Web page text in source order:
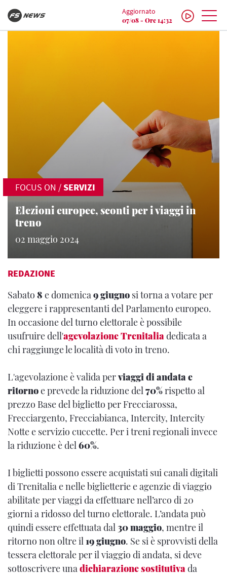
Aggiornato
07/08 - Ore 14:32
FOCUS ON /SERVIZI
Elezioni europee, sconti per i viaggi in
treno
02 maggio 2024
REDAZIONE
Sabato 8 e domenica9 giugno si torna a votare per
eleggere i rappresentanti del Parlamento europeo.
In occasione del turno elettorale è possibile
usufruire dell'agevolazione Trenitaliadedicata a
chi raggiunge le località di voto in treno.
L'agevolazione è valida perviaggi di andata e
ritornoe prevede la riduzione del70%rispetto al
prezzo Base del biglietto per Frecciarossa,
Frecciargento, Frecciabianca, Intercity, Intercity
Notte e servizio cuccette. Per i treni regionali invece
la riduzione è del60%.
I biglietti possono essere acquistati sui canali digitali
di Trenitalia e nelle biglietterie e agenzie di viaggio
abilitate per viaggi da effettuare nell’arco di 20
giorni a ridosso del turno elettorale. L’andata può
quindi essere effettuata dal30 maggio, mentre il
ritorno non oltre il19 giugno. Se si è sprovvisti della
tessera elettorale per il viaggio di andata, si deve
sottoscrivere unadichiarazione sostitutivada